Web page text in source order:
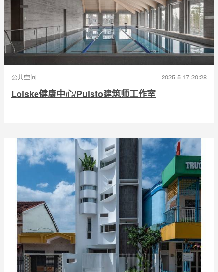
公共空间 2025-5-17 20:28
Loiske健康中心/Puisto建筑师工作室